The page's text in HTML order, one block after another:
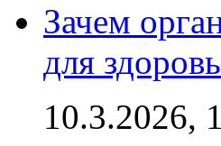
Зачем
для
10.3.2026,